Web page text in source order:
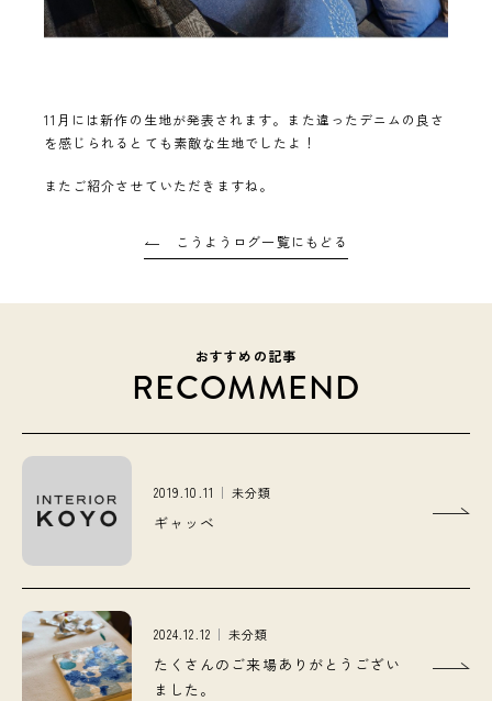
11月には新作の生地が発表されます。また違ったデニムの良さ
を感じられるとても素敵な生地でしたよ！
またご紹介させていただきますね。
こうようログ一覧にもどる
おすすめの記事
RECOMMEND
2019.10.11 未分類
ギャッベ
2024.12.12 未分類
たくさんのご来場ありがとうござい
ました。